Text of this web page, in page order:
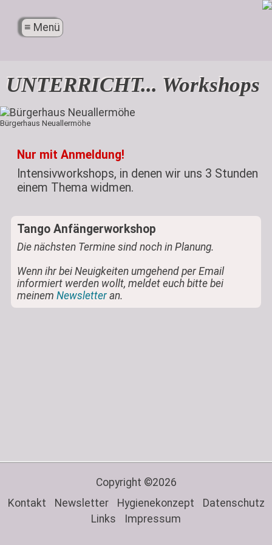
X Menü
≡ Menü
UNTERRICHT... Workshops
Bürgerhaus Neuallermöhe
Nur mit Anmeldung!
Intensivworkshops, in denen wir uns 3 Stunden
einem Thema widmen.
Tango Anfängerworkshop
Die nächsten Termine sind noch in Planung.
Wenn ihr bei Neuigkeiten umgehend per Email
informiert werden wollt, meldet euch bitte bei
meinem Newsletter an.
Copyright ©2026
Kontakt
Newsletter Hygienekonzept
Datenschutz
Links
Impressum